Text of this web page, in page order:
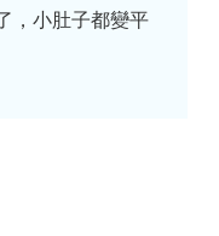
，小肚子都變平